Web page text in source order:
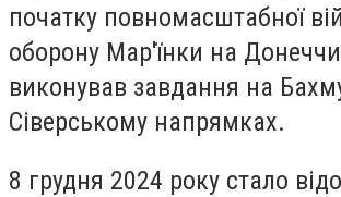
початку повномасштабної
оборону Мар'їнки на
виконував завдання на
Сіверському напрямках.
8 грудня 2024 року стало